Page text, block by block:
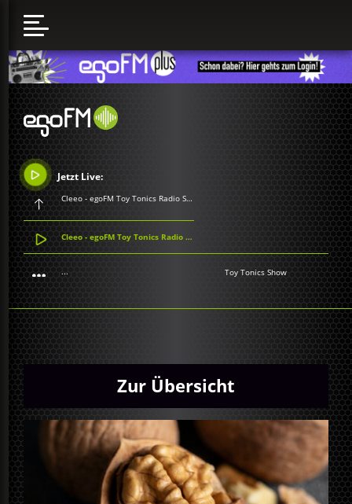
Jetzt Live:
Cleeo - egoFM Toy Tonics Radio Show
Cleeo - egoFM Toy Tonics Radio Show
... Toy Tonics Show
Zur Übersicht